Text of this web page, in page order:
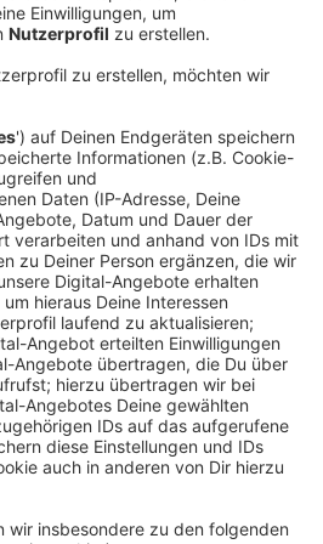
alle Grundschulen und
hier im Westmünsterland
werden kleine oder
Beitrag zum Klimaschutz
Handeln,
und eine
jeweils ersten drei Plätze
und 300 Euro.
der 27. März.